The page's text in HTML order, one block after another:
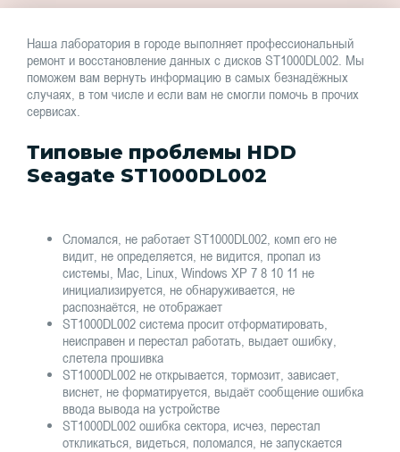
Наша лаборатория в городе выполняет профессиональный
ремонт и восстановление данных с дисков ST1000DL002. Мы
поможем вам вернуть информацию в самых безнадёжных
случаях, в том числе и если вам не смогли помочь в прочих
сервисах.
Типовые проблемы HDD
Seagate ST1000DL002
Сломался, не работает ST1000DL002, комп его не
видит, не определяется, не видится, пропал из
системы, Mac, Linux, Windows XP 7 8 10 11 не
инициализируется, не обнаруживается, не
распознаётся, не отображает
ST1000DL002 система просит отформатировать,
неисправен и перестал работать, выдает ошибку,
слетела прошивка
ST1000DL002 не открывается, тормозит, зависает,
виснет, не форматируется, выдаёт сообщение ошибка
ввода вывода на устройстве
ST1000DL002 ошибка сектора, исчез, перестал
откликаться, видеться, поломался, не запускается